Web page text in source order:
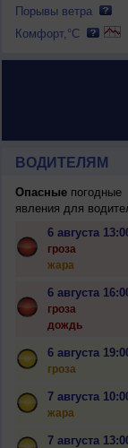
Порывы ветра
Комфорт,°C
ВОДИТЕЛЯМ
Опасныепогодные
явления для
6 августа
гроза
жара
6 августа
гроза
дождь
6 августа
гроза
7 августа
жара
7 августа